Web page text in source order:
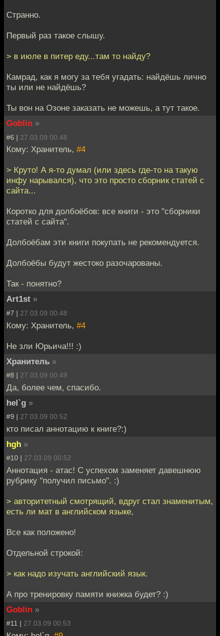
Странно.
Первый раз такое слышу.
> в июле в питер еду...там то найду?
Камрад, как я могу за тебя угадать: найдёшь лично
ты или не найдёшь?
Ты вон на Озоне заказать не можешь, а тут такое.
Goblin »
#6 | 27.03.09 00:48
Кому: Хранитель, #4
> Круто! А я-то думал (или здесь где-то на такую
инфу нарывался), что это просто сборник статей с
сайта...
Коротко для долбоёбов: все книги - это "сборники
статей с сайта".
Долбоёбам эти книги покупать не рекомендуется.
Долбоёбы будут жестоко разочарованы.
Так - понятно?
Art1st »
#7 | 27.03.09 00:48
Кому: Хранитель, #4
Не зли Юрьича!!! :)
Хранитель »
#8 | 27.03.09 00:49
Да, более чем, спасибо.
hel`g »
#9 | 27.03.09 00:52
кто писал аннотацию к книге?:)
hgh »
#10 | 27.03.09 00:52
Аннотация - атас! С успехом заменяет давешнюю
рубрику "получил письмо". :)
> авторитетный смотрящий, вдруг стал знаменитым,
есть ли мат в английском языке,
Все как положено!
Отдельной строкой:
> как надо изучать английский язык.
А про тренировку памяти книжка будет? :)
Goblin »
#11 | 27.03.09 00:53